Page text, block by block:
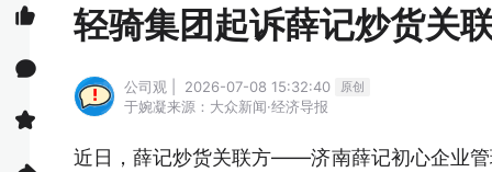
轻骑集团起诉薛记炒货关
公司观 | 2026-07-08 15:32:40 原创
于婉凝来源：大众新闻·经济导报
近日，薛记炒货关联方——济南薛记初心企业管